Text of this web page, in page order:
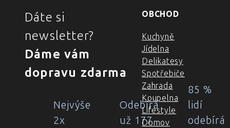
Dáte si
newsletter?
Dáme vám
dopravu zdarma
Nejvýše
2x
Odebírá
už 177
85 %
lidí
odebírá
OBCHOD
Kuchyně
Jídelna
Delikatesy
Spotřebiče
Zahrada
Koupelna
Lifestyle
Domov